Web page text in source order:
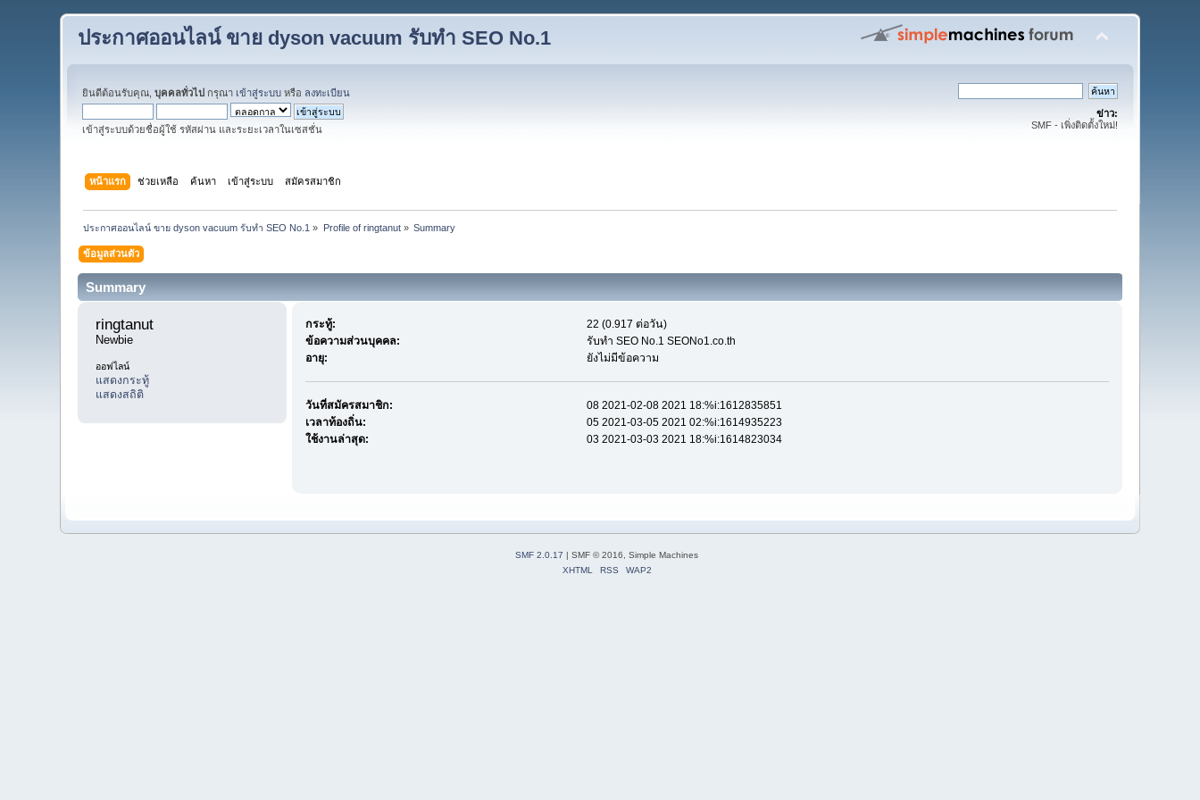
ประกาศออนไลน์ ขาย dyson vacuum รับทำ SEO No.1
ยินดีต้อนรับคุณ,บุคคลทั่วไป กรุณา เข้าสู่ระบบ หรือ ลงทะเบียน
เข้าสู่ระบบด้วยชื่อผู้ใช้ รหัสผ่าน และระยะเวลาในเซสชั่น
ข่าว:
SMF - เพิ่งติดตั้งใหม่!
หน้าแรก ช่วยเหลือ ค้นหา เข้าสู่ระบบ สมัครสมาชิก
ประกาศออนไลน์ ขาย dyson vacuum รับทำ SEO No.1 » Profile of ringtanut» Summary
ข้อมูลส่วนตัว
Summary
ringtanut
Newbie
ออฟไลน์
แสดงกระทู้
แสดงสถิติ
กระทู้:
22 (0.917 ต่อวัน)
ข้อความส่วนบุคคล:
รับทำ SEO No.1 SEONo1.co.th
อายุ:
ยังไม่มีข้อความ
วันที่สมัครสมาชิก:
08 2021-02-08 2021 18:%i:1612835851
เวลาท้องถิ่น:
05 2021-03-05 2021 02:%i:1614935223
ใช้งานล่าสุด:
03 2021-03-03 2021 18:%i:1614823034
SMF 2.0.17 | SMF © 2016, Simple Machines
XHTML
RSS WAP2